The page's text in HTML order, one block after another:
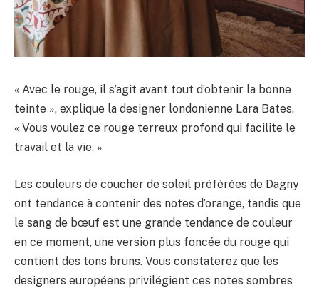
« Avec le rouge, il s’agit avant tout d’obtenir la bonne
teinte », explique la designer londonienne Lara Bates.
« Vous voulez ce rouge terreux profond qui facilite le
travail et la vie. »
Les couleurs de coucher de soleil préférées de Dagny
ont tendance à contenir des notes d’orange, tandis que
le sang de bœuf est une grande tendance de couleur
en ce moment, une version plus foncée du rouge qui
contient des tons bruns. Vous constaterez que les
designers européens privilégient ces notes sombres